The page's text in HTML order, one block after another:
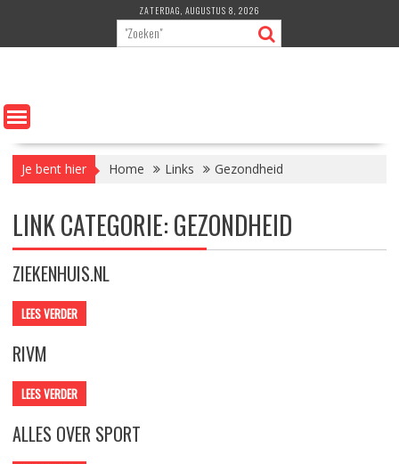
de
ZATERDAG, AUGUSTUS 8, 2026
Je bent hier Home Links Gezondheid
LINK CATEGORIE:GEZONDHEID
ZIEKENHUIS.NL
LEES VERDER
RIVM
LEES VERDER
ALLES OVER SPORT